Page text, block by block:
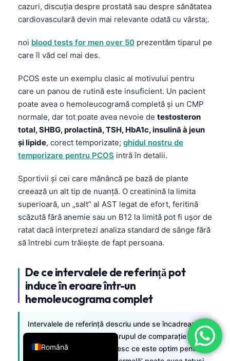
cazuri, discuția despre prostată sau despre sănătatea
cardiovasculară devin mai relevante odată cu vârsta;.
noi blood tests for men over 50 prezentăm tiparul pe
care îl văd cel mai des.
PCOS este un exemplu clasic al motivului pentru
care un panou de rutină este insuficient. Un pacient
poate avea o hemoleucogramă completă și un CMP
normale, dar tot poate avea nevoie de testosteron
total, SHBG, prolactină, TSH, HbA1c, insulină à jeun
și lipide, corect temporizate; ghidul nostru de
temporizare pentru PCOS intră în detalii.
Sportivii și cei care mănâncă pe bază de plante
creează un alt tip de nuanță. O creatinină la limita
superioară, un „salt” al AST legat de efort, feritină
scăzută fără anemie sau un B12 la limită pot fi ușor de
ratat dacă interpretezi analiza standard de sânge fără
să întrebi cum trăiește de fapt persoana.
De ce intervalele de referință pot
induce în eroare într-un
hemoleucograma complet
Intervalele de referință descriu unde se încadrează
majoritatea oamenilor din grupul de comparație al
unui laborator; ele nu definesc ce este optim pentru
Română
English
العربية
Français
Italiano
Español
Português
Ελληνικά
Türkçe
简体中文
فارسی
Български
Dansk
Nederlands
हिन्दी
Bahasa Indonesia
Հայերեն
Íslenska
Српски језик